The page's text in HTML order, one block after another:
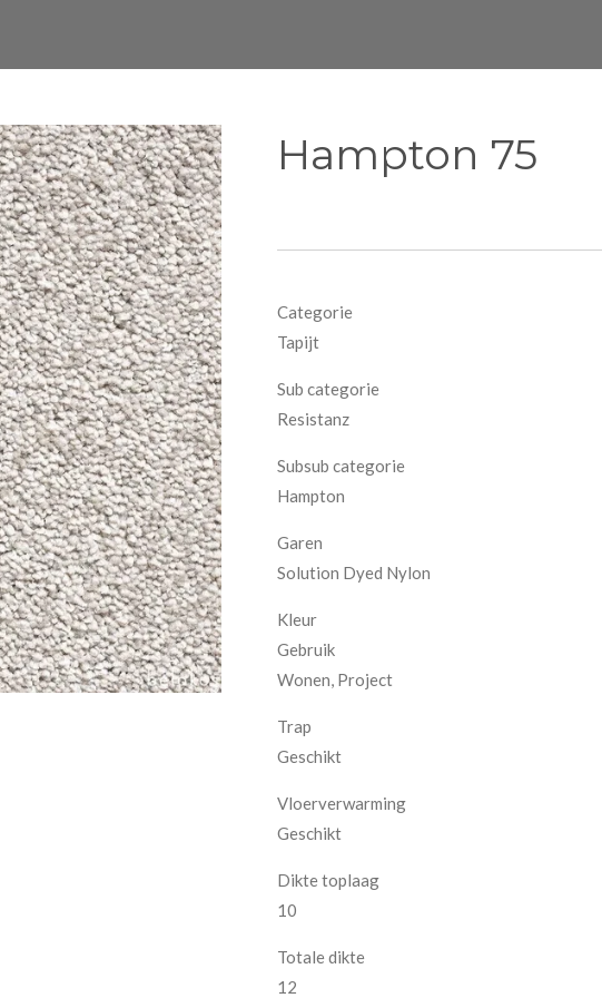
Hampton 75
Categorie
Tapijt
Sub categorie
Resistanz
Subsub categorie
Hampton
Garen
Solution Dyed Nylon
Kleur
Gebruik
Wonen, Project
Trap
Geschikt
Vloerverwarming
Geschikt
Dikte toplaag
10
Totale dikte
12